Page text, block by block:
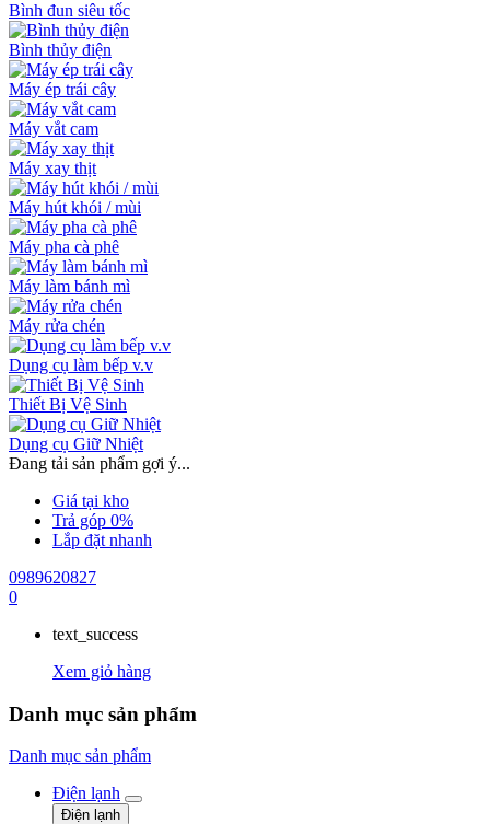
Bình đun siêu tốc
Bình thủy điện
Máy ép trái cây
Máy vắt cam
Máy xay thịt
Máy hút khói / mùi
Máy pha cà phê
Máy làm bánh mì
Máy rửa chén
Dụng cụ làm bếp v.v
Thiết Bị Vệ Sinh
Dụng cụ Giữ Nhiệt
Đang tải sản phẩm gợi ý...
Giá tại kho
Trả góp 0%
Lắp đặt nhanh
0989620827
0
text_success
Xem giỏ hàng
Danh mục sản phẩm
Danh mục sản phẩm
Điện lạnh
Điện lạnh